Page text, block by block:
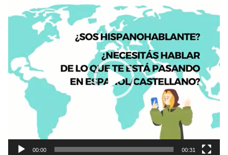
e
d
d
00:00 00:31